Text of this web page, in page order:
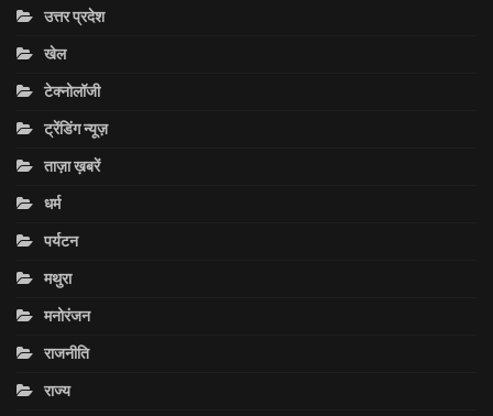
उत्तर प्रदेश
खेल
टेक्नोलॉजी
ट्रेंडिंग न्यूज़
ताज़ा ख़बरें
धर्म
पर्यटन
मथुरा
मनोरंजन
राजनीति
राज्य